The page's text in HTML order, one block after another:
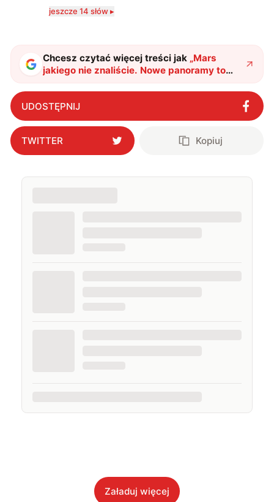
korzystamy z technologii na co dzień. Ukończyłam
muzykę.
jeszcze 14 słów ▸
Chcesz czytać więcej treści jak „Mars
jakiego nie znaliście. Nowe panoramy to
fascynująca podróż przez miliardy lat"?
UDOSTĘPNIJ
TWITTER Kopiuj
Załaduj więcej